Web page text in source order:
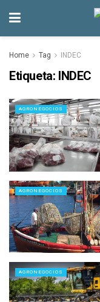
Home Tag INDEC
Etiqueta: INDEC
AGRONEGOCIOS
AGRONEGOCIOS
AGRONEGOCIOS